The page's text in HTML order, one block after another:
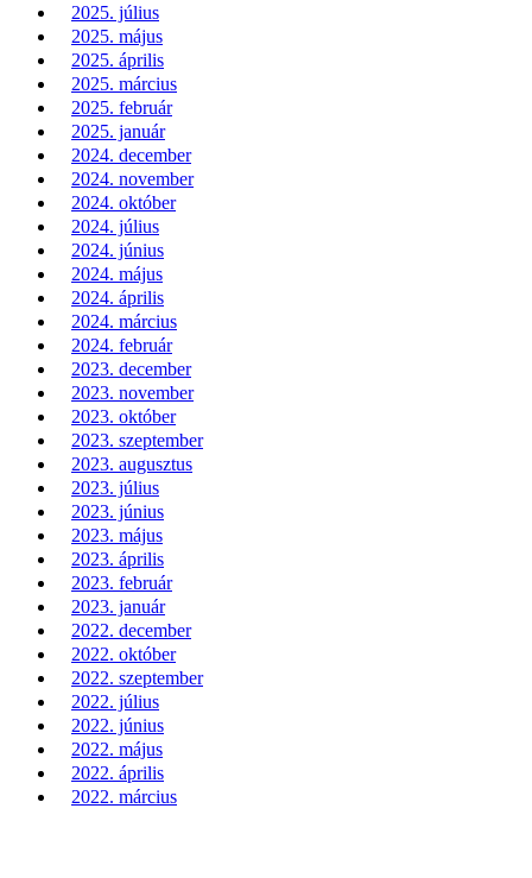
2025. július
2025. május
2025. április
2025. március
2025. február
2025. január
2024. december
2024. november
2024. október
2024. július
2024. június
2024. május
2024. április
2024. március
2024. február
2023. december
2023. november
2023. október
2023. szeptember
2023. augusztus
2023. július
2023. június
2023. május
2023. április
2023. február
2023. január
2022. december
2022. október
2022. szeptember
2022. július
2022. június
2022. május
2022. április
2022. március